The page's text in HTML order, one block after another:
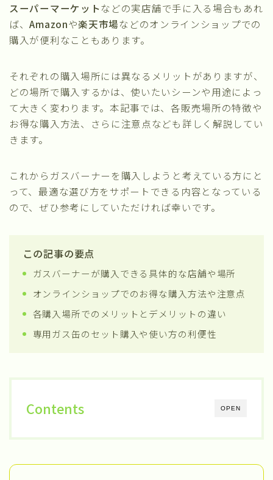
スーパーマーケットなどの実店舗で手に入る場合もあれ
ば、Amazonや楽天市場などのオンラインショップでの
購入が便利なこともあります。
それぞれの購入場所には異なるメリットがありますが、
どの場所で購入するかは、使いたいシーンや用途によっ
て大きく変わります。本記事では、各販売場所の特徴や
お得な購入方法、さらに注意点なども詳しく解説してい
きます。
これからガスバーナーを購入しようと考えている方にと
って、最適な選び方をサポートできる内容となっている
ので、ぜひ参考にしていただければ幸いです。
この記事の要点
ガスバーナーが購入できる具体的な店舗や場所
オンラインショップでのお得な購入方法や注意点
各購入場所でのメリットとデメリットの違い
専用ガス缶のセット購入や使い方の利便性
OPEN
Contents